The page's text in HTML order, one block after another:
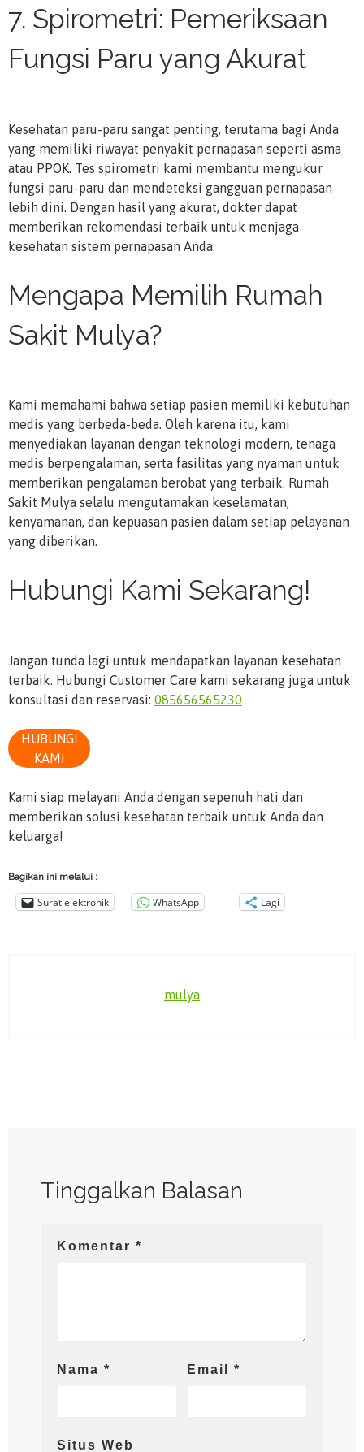
7. Spirometri: Pemeriksaan
Fungsi Paru yang Akurat
Kesehatan paru-paru sangat penting, terutama bagi Anda
yang memiliki riwayat penyakit pernapasan seperti asma
atau PPOK. Tes spirometri kami membantu mengukur
fungsi paru-paru dan mendeteksi gangguan pernapasan
lebih dini. Dengan hasil yang akurat, dokter dapat
memberikan rekomendasi terbaik untuk menjaga
kesehatan sistem pernapasan Anda.
Mengapa Memilih Rumah
Sakit Mulya?
Kami memahami bahwa setiap pasien memiliki kebutuhan
medis yang berbeda-beda. Oleh karena itu, kami
menyediakan layanan dengan teknologi modern, tenaga
medis berpengalaman, serta fasilitas yang nyaman untuk
memberikan pengalaman berobat yang terbaik. Rumah
Sakit Mulya selalu mengutamakan keselamatan,
kenyamanan, dan kepuasan pasien dalam setiap pelayanan
yang diberikan.
Hubungi Kami Sekarang!
Jangan tunda lagi untuk mendapatkan layanan kesehatan
terbaik. Hubungi Customer Care kami sekarang juga untuk
konsultasi dan reservasi: 085656565230
HUBUNGI
KAMI
Kami siap melayani Anda dengan sepenuh hati dan
memberikan solusi kesehatan terbaik untuk Anda dan
keluarga!
Bagikan ini melalui :
Surat elektronik WhatsApp Lagi
mulya
Tinggalkan Balasan
Komentar *
Nama * Email*
Situs Web